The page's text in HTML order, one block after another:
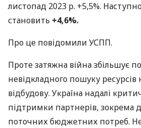
листопад 2023 р. +5,5%.
становить +4,6%.
Про це повідомили УСПП.
Проте затяжна війна збільшує
невідкладного пошуку ресурсів
відбудову. Україна надалі
підтримки партнерів, зокрема
поточних бюджетних потреб.